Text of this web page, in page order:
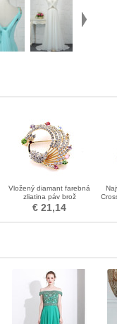
Vložený diamant farebná
zliatina páv brož
€ 21,14